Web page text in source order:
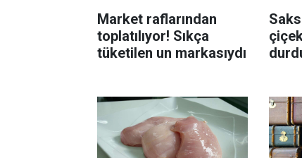
Market raflarından
toplatılıyor! Sıkça
tüketilen un markasıydı